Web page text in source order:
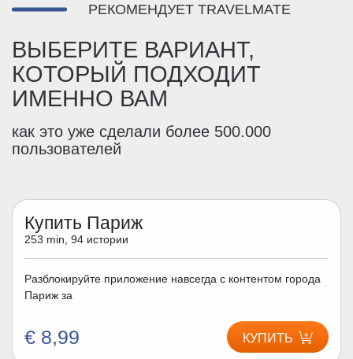
РЕКОМЕНДУЕТ TRAVELMATE
ВЫБЕРИТЕ ВАРИАНТ,
КОТОРЫЙ ПОДХОДИТ
ИМЕННО ВАМ
как это уже сделали более 500.000
пользователей
Купить Париж
253 min, 94 истории
Разблокируйте приложение навсегда с контентом города
Париж за
€ 8,99 КУПИТЬ